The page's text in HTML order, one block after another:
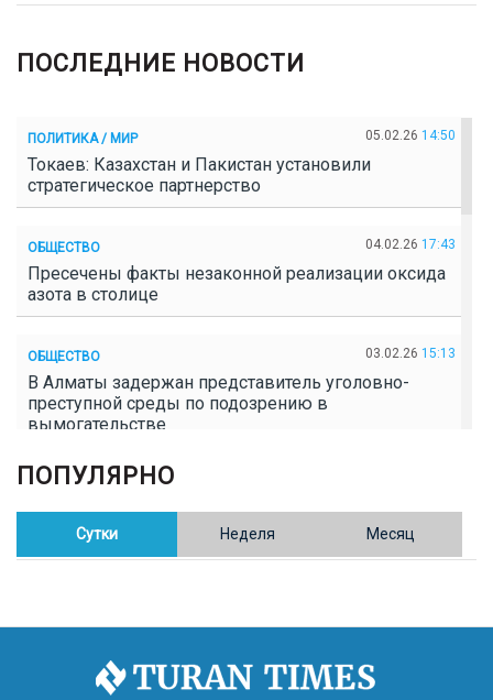
ПОСЛЕДНИЕ НОВОСТИ
ПОЛИТИКА / МИР 05.02.26 14:50
Токаев: Казахстан и Пакистан установили
стратегическое партнерство
ОБЩЕСТВО 04.02.26 17:43
Пресечены факты незаконной реализации оксида
азота в столице
ОБЩЕСТВО 03.02.26 15:13
В Алматы задержан представитель уголовно-
преступной среды по подозрению в
вымогательстве
ОБЩЕСТВО
Полицейские пресекли незаконное выращивание
конопли в Таразе
Казахстан возглавил Договор о зоне, свободной от
ПОПУЛЯРНО
Сутки Неделя Месяц